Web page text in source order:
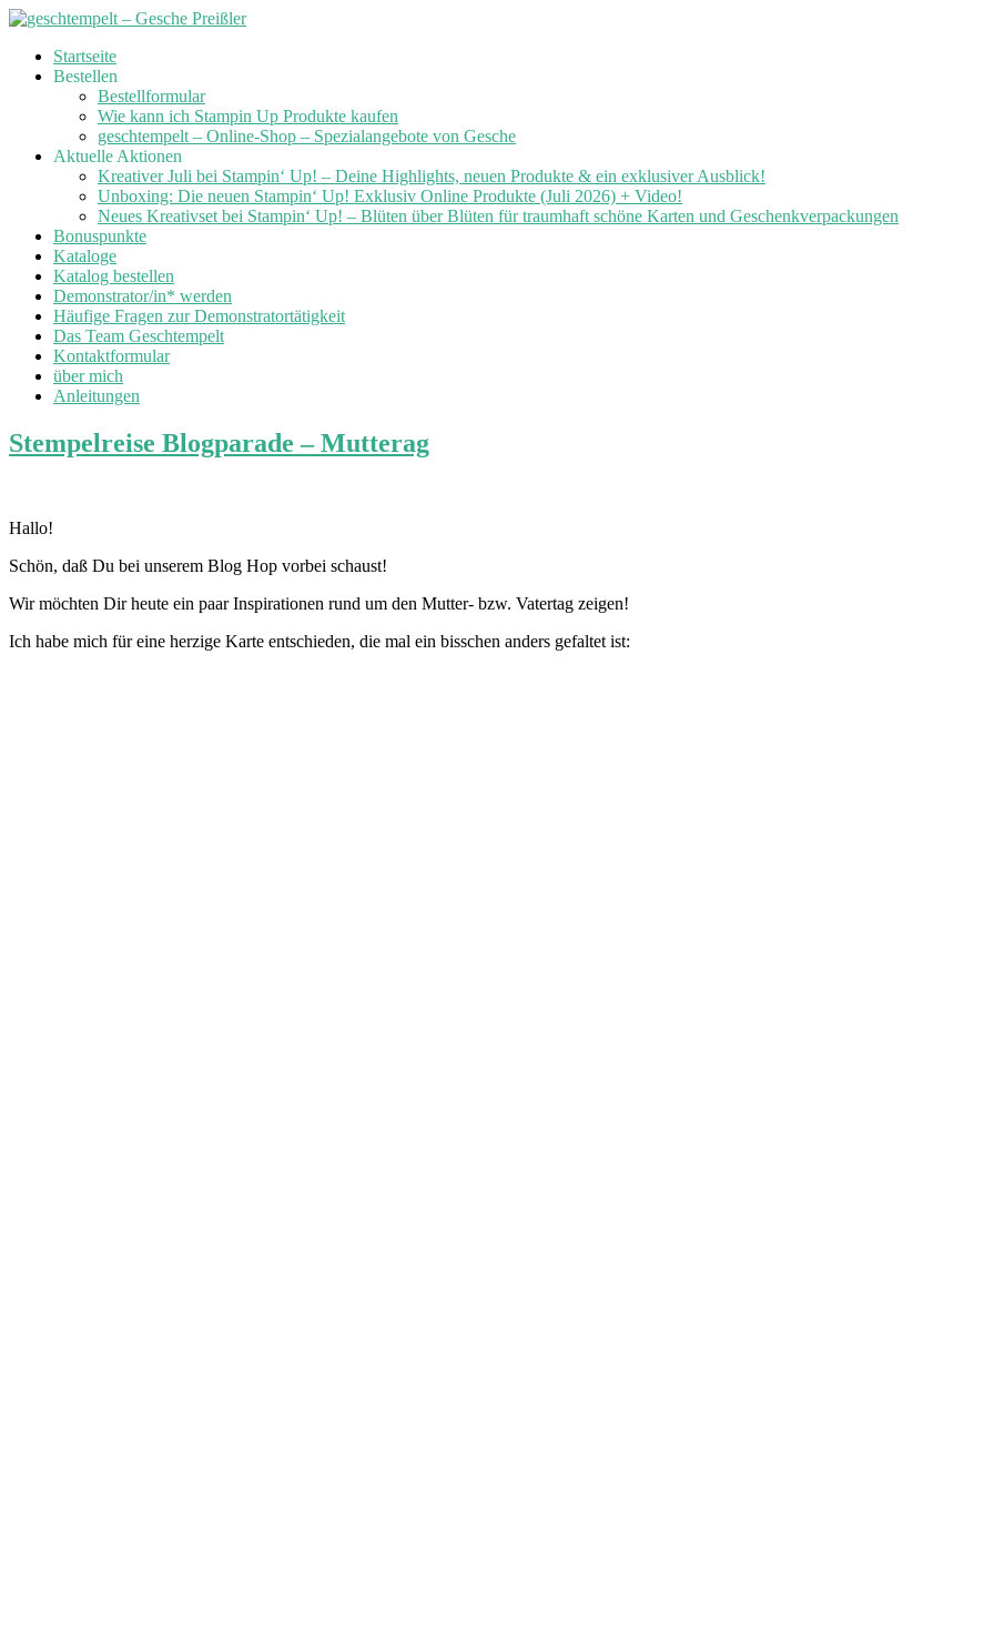
Skip
Startseite
Bestellen
Bestellformular
Wie kann ich Stampin Up Produkte kaufen
geschtempelt – Online-Shop – Spezialangebote von Gesche
Aktuelle Aktionen
Kreativer Juli bei Stampin‘ Up! – Deine Highlights, neuen Produkte & ein exklusiver Ausblick!
Unboxing: Die neuen Stampin‘ Up! Exklusiv Online Produkte (Juli 2026) + Video!
Neues Kreativset bei Stampin‘ Up! – Blüten über Blüten für traumhaft schöne Karten und Geschenkverpackungen
Bonuspunkte
Kataloge
Katalog bestellen
Demonstrator/in* werden
Häufige Fragen zur Demonstratortätigkeit
Das Team Geschtempelt
Kontaktformular
über mich
Anleitungen
Stempelreise Blogparade – Mutterag
Hallo!
Schön, daß Du bei unserem Blog Hop vorbei schaust!
Wir möchten Dir heute ein paar Inspirationen rund um den Mutter- bzw. Vatertag zeigen!
Ich habe mich für eine herzige Karte entschieden, die mal ein bisschen anders gefaltet ist: